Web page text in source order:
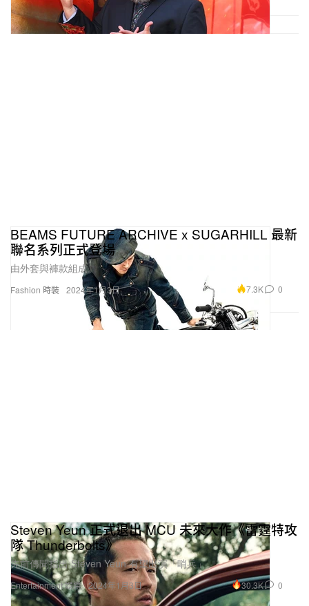
Fashion 時裝
BEAMS FUTURE ARCHIVE x SUGARHILL 最新
聯名系列正式登場
由外套與褲款組成。
2024年1月3日 7.3K 0
Entertainment 娛樂
Steven Yeun 正式退出 MCU 未來大作《雷霆特攻
隊 Thunderbolts》
先前傳聞指出 Steven Yeun 有望出演「哨兵」。
2024年1月3日 30.3K 0